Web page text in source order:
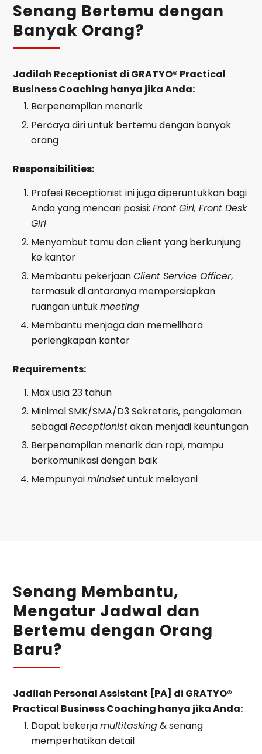
Senang Bertemu dengan
Banyak Orang?
Jadilah Receptionist di GRATYO® Practical
Business Coaching hanya jika Anda:
Berpenampilan menarik
Percaya diri untuk bertemu dengan banyak
orang
Responsibilities:
Profesi Receptionist ini juga diperuntukkan bagi
Anda yang mencari posisi:Front Girl, Front Desk
Girl
Menyambut tamu dan client yang berkunjung
ke kantor
Membantu pekerjaanClient Service Officer,
termasuk di antaranya mempersiapkan
ruangan untukmeeting
Membantu menjaga dan memelihara
perlengkapan kantor
Requirements:
Max usia 23 tahun
Minimal SMK/SMA/D3 Sekretaris, pengalaman
sebagaiReceptionistakan menjadi keuntungan
Berpenampilan menarik dan rapi, mampu
berkomunikasi dengan baik
Mempunyaimindsetuntuk melayani
Senang Membantu,
Mengatur Jadwal dan
Bertemu dengan Orang
Baru?
Jadilah Personal Assistant [PA] di GRATYO®
Practical Business Coaching hanya jika Anda:
Dapat bekerjamultitasking& senang
memperhatikan detail